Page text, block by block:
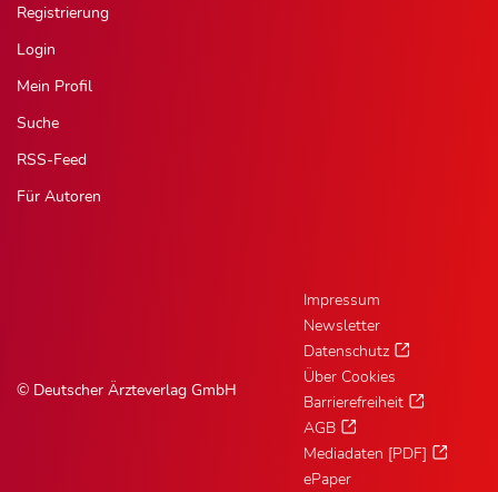
Registrierung
Login
Mein Profil
Suche
RSS-Feed
Für Autoren
© Deutscher Ärzteverlag GmbH
Impressum
Newsletter
Datenschutz
Über Cookies
Barrierefreiheit
AGB
Mediadaten [PDF]
ePaper